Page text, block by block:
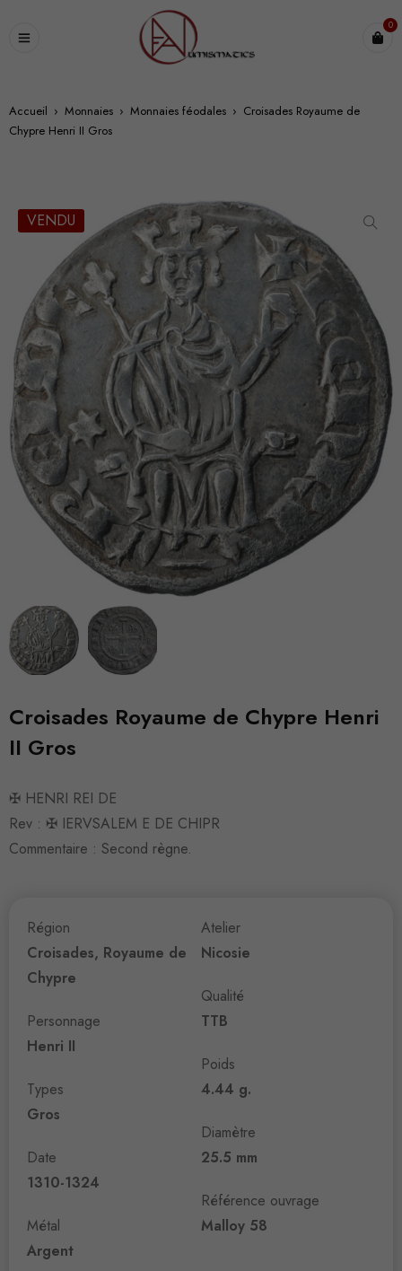
0
Accueil › Monnaies › Monnaies féodales › Croisades Royaume de
Chypre Henri II Gros
VENDU
Croisades Royaume de Chypre Henri
II Gros
✠ HENRI REI DE
Rev : ✠ IERVSALEM E DE CHIPR
Commentaire : Second règne.
Région
Croisades, Royaume de
Chypre
Personnage
Henri II
Types
Gros
Date
1310-1324
Métal
Argent
Atelier
Nicosie
Qualité
TTB
Poids
4.44 g.
Diamètre
25.5 mm
Référence ouvrage
Malloy 58